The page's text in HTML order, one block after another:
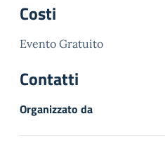
Costi
Evento Gratuito
Contatti
Organizzato da